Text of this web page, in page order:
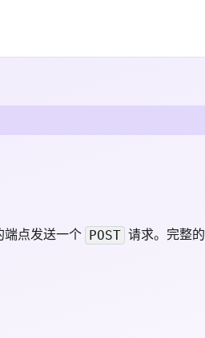
点发送一个 POST 请求。完整